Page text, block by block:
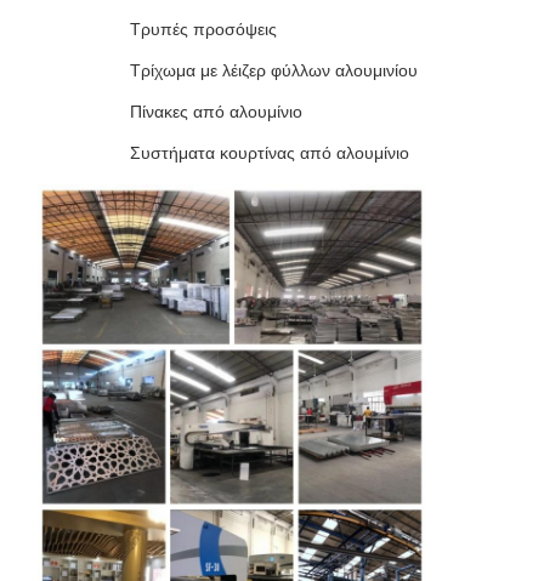
Τρυπές προσόψεις
Τρίχωμα με λέιζερ φύλλων αλουμινίου
Πίνακες από αλουμίνιο
Συστήματα κουρτίνας από αλουμίνιο